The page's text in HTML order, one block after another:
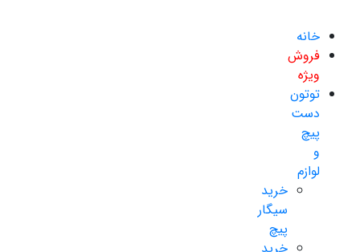
خانه
فروش
ویژه
توتون
دست
پیچ
و
لوازم
خرید
سیگار
پیچ